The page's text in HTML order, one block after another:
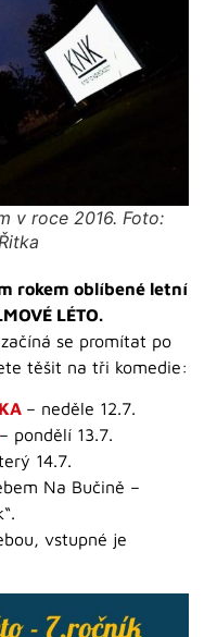
v roce 2016. Foto:
rokem oblíbené letní
LÉTO.
se promítat po
těšit na tři komedie:
– neděle 12.7.
– pondělí 13.7.
14.7.
Na Bučině –
vstupné je